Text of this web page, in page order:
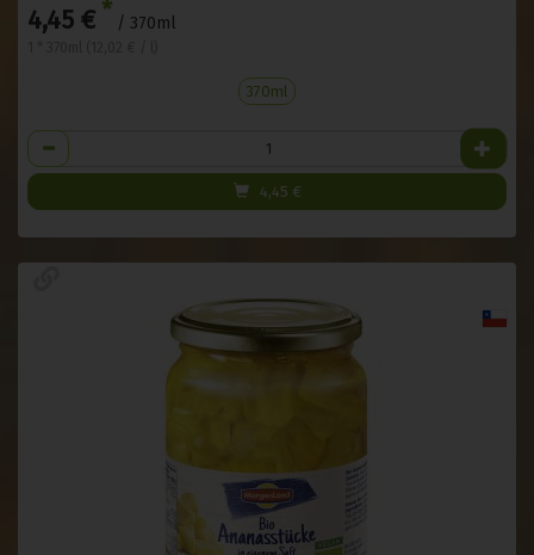
4,45 € * / 370ml
370ml
Anzahl
4,45 €